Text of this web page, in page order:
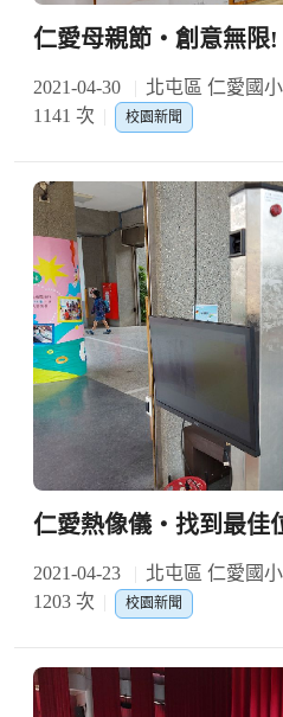
仁愛母親節‧創意無限!
2021-04-30 北屯區 仁愛國
1141 次
校園新聞
仁愛熱像儀‧找到最佳
2021-04-23 北屯區 仁愛國
1203 次
校園新聞